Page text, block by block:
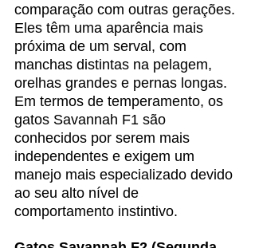
comparação com outras gerações.
Eles têm uma aparência mais
próxima de um serval, com
manchas distintas na pelagem,
orelhas grandes e pernas longas.
Em termos de temperamento, os
gatos Savannah F1 são
conhecidos por serem mais
independentes e exigem um
manejo mais especializado devido
ao seu alto nível de
comportamento instintivo.